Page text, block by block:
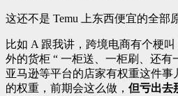
这还不是 Temu 上东西便宜的全部
比如 A 跟我讲，跨境电商有个梗
外的货柜 “ 一柜送、一柜刷、还有
亚马逊等平台的店家有权重这件事
的权重，前期会这么做， 但亏出去